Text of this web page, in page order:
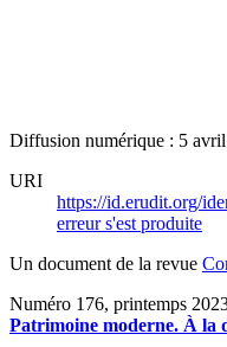
Diffusion numérique : 5
URI
https://id.erudit.org/
erreur s'est produite
Un document de la revue
Numéro 176, printemps
Patrimoine moderne. À la